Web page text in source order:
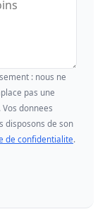
: nous ne
pas une
donnees
disposons de son
de confidentialite.